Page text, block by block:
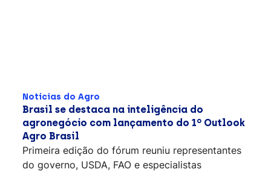
Notícias do Agro
Brasil se destaca na inteligência do
agronegócio com lançamento do 1º Outlook
Agro Brasil
Primeira edição do fórum reuniu representantes
do governo, USDA, FAO e especialistas